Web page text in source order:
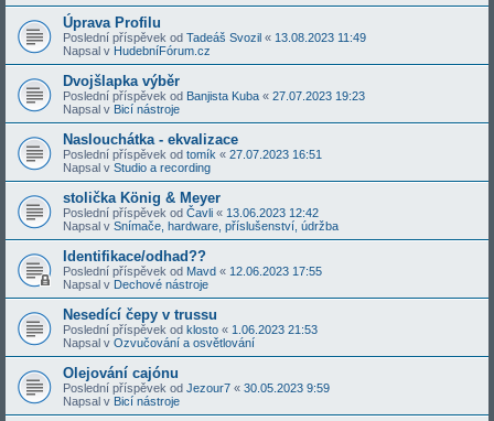
Úprava Profilu
Poslední příspěvek od Tadeáš Svozil « 13.08.2023 11:49
Napsal v HudebníFórum.cz
Dvojšlapka výběr
Poslední příspěvek od Banjista Kuba « 27.07.2023 19:23
Napsal v Bicí nástroje
Naslouchátka - ekvalizace
Poslední příspěvek od tomík « 27.07.2023 16:51
Napsal v Studio a recording
stolička König & Meyer
Poslední příspěvek od Čavli « 13.06.2023 12:42
Napsal v Snímače, hardware, příslušenství, údržba
Identifikace/odhad??
Poslední příspěvek od Mavd « 12.06.2023 17:55
Napsal v Dechové nástroje
Nesedící čepy v trussu
Poslední příspěvek od klosto « 1.06.2023 21:53
Napsal v Ozvučování a osvětlování
Olejování cajónu
Poslední příspěvek od Jezour7 « 30.05.2023 9:59
Napsal v Bicí nástroje